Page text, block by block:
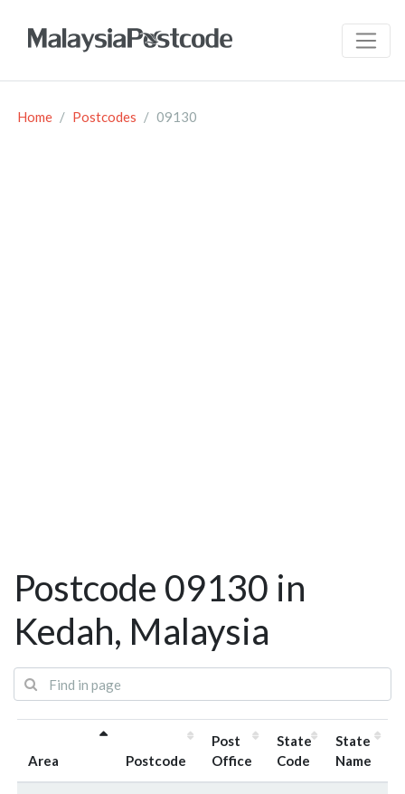
Home Postcodes 09130
Postcode 09130 in
Kedah, Malaysia
Area Postcode
Post
Office
State
Code
State
Name